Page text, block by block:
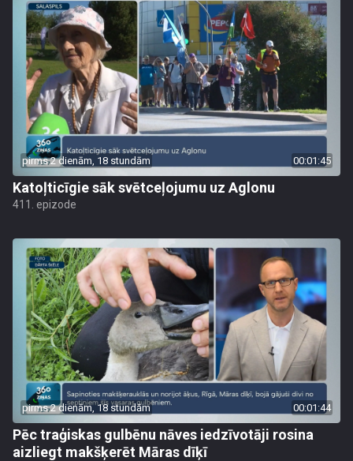
pirms 2 dienām, 18 stundām 00:01:45
Katoļticīgie sāk svētceļojumu uz Aglonu
411. epizode
pirms 2 dienām, 18 stundām 00:01:44
Pēc traģiskas gulbēnu nāves iedzīvotāji rosina
aizliegt makšķerēt Māras dīķī